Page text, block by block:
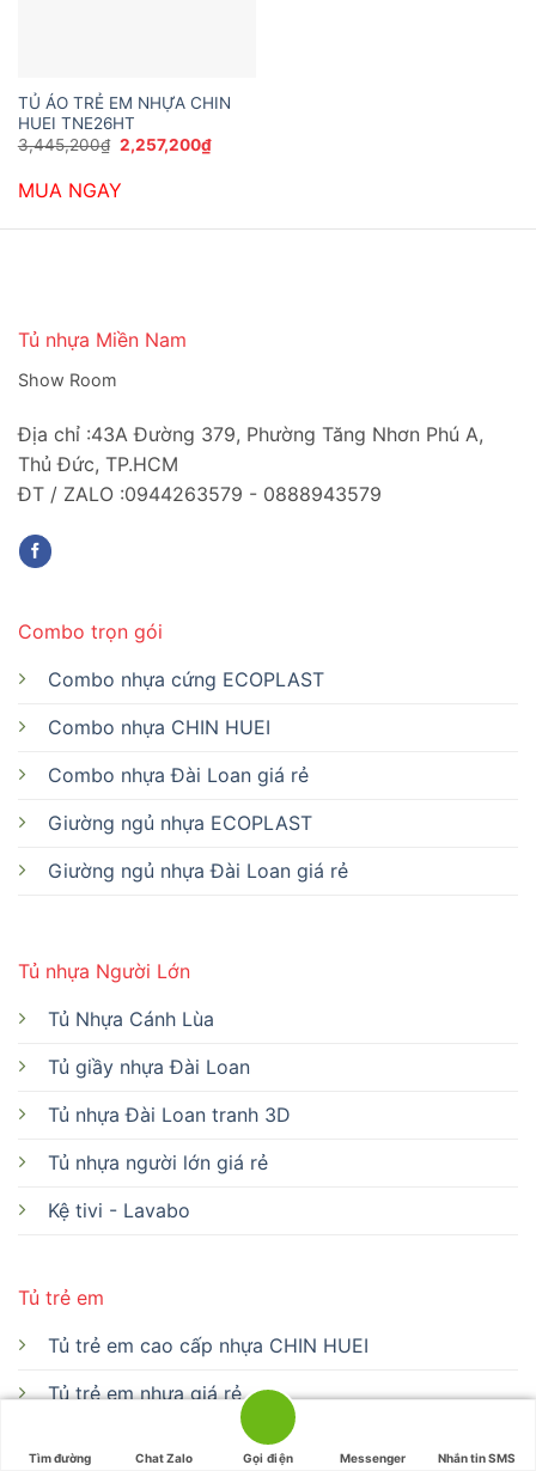
TỦ ÁO TRẺ EM NHỰA CHIN
HUEI TNE26HT
3,445,200₫ Giá
gốc
3,445,200₫.
2,257,200₫Giá
hiện
MUA NGAY
Tủ nhựa Miền Nam
Show Room
Địa chỉ :43A Đường 379, Phường Tăng Nhơn Phú A,
Thủ Đức, TP.HCM
ĐT / ZALO :0944263579 - 0888943579
Tủ nhựa Người Lớn
Tủ Nhựa Cánh Lùa
Tủ giầy nhựa Đài Loan
Tủ nhựa Đài Loan tranh 3D
Tủ nhựa người lớn giá rẻ
Kệ tivi - Lavabo
Tủ trẻ em
Tủ trẻ em cao cấp nhựa CHIN HUEI
Tủ trẻ em nhựa giá rẻ
Combo trọn gói
Combo nhựa cứng ECOPLAST
Combo nhựa CHIN HUEI
Combo nhựa Đài Loan giá rẻ
Giường ngủ nhựa ECOPLAST
Giường ngủ nhựa Đài Loan giá rẻ
Tìm đường Chat Zalo Gọi điện Messenger Nhắn tin SMS